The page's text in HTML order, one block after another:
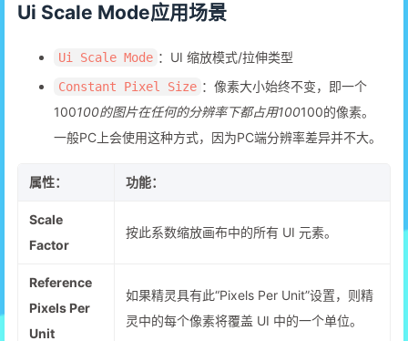
Ui Scale Mode应用场景
Ui Scale Mode ：UI 缩放模式/拉伸类型
Constant Pixel Size ：像素大小始终不变，即一个
100100的图片在任何的分辨率下都占用100100的像素。
一般PC上会使用这种方式，因为PC端分辨率差异并不大。
属性： 功能：
Scale
Factor
按此系数缩放画布中的所有 UI 元素。
Reference
Pixels Per
Unit
如果精灵具有此“Pixels Per Unit”设置，则精
灵中的每个像素将覆盖 UI 中的一个单位。